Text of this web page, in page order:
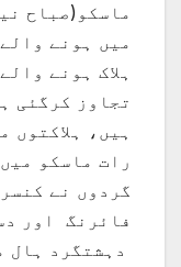
ماسکو(صباح
میں ہونے
ہیں، ہلاکتوں
رات ماسکو
گردوں نے
فائرنگ اور
دہشتگرد ہال